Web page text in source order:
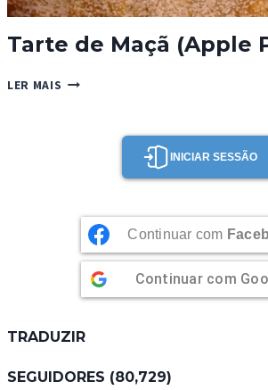
Tarte de Maçã (Apple
LER MAIS TARTE
INICIAR SESSÃO
Continuar com
Continuar com
TRADUZIR
SEGUIDORES (80,729)